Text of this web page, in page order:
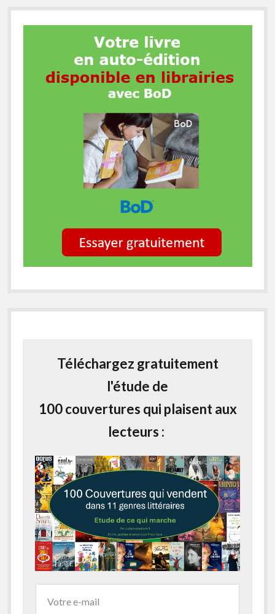
Téléchargez gratuitement
l'étude de
100 couvertures qui plaisent aux
lecteurs :